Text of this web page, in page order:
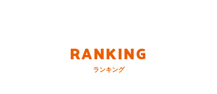
RANKING
ランキング